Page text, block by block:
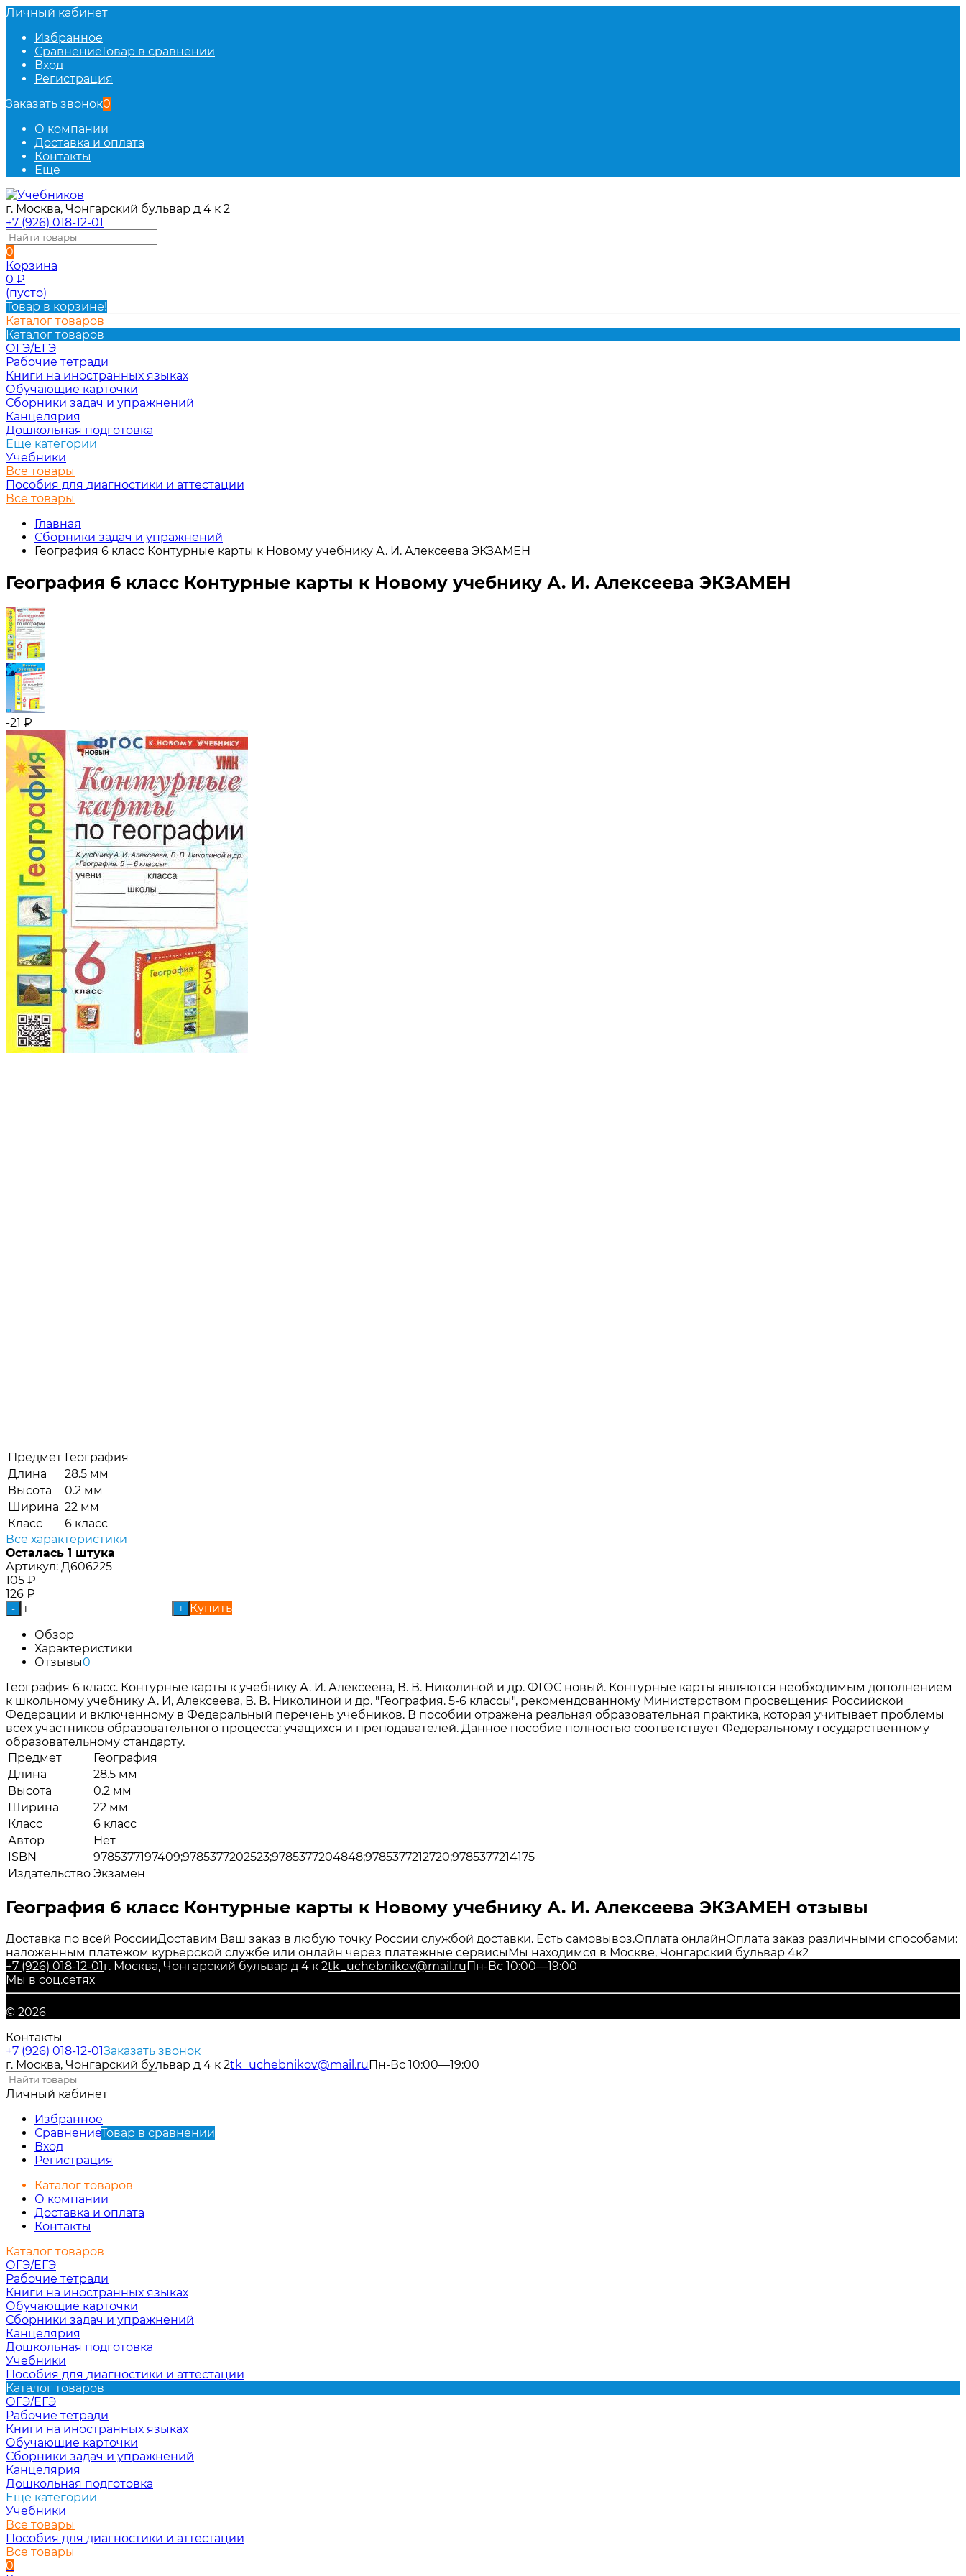
Личный кабинет
Избранное
СравнениеТовар в сравнении
Вход
Регистрация
Заказать звонок0
О компании
Доставка и оплата
Контакты
Еще
г. Москва, Чонгарский бульвар д 4 к 2
+7 (926) 018-12-01
0
Корзина
0 ₽
(пусто)
Товар в корзине!
Каталог товаров
Каталог товаров
ОГЭ/ЕГЭ
Рабочие тетради
Книги на иностранных языках
Обучающие карточки
Сборники задач и упражнений
Канцелярия
Дошкольная подготовка
Еще категории
Учебники
Все товары
Пособия для диагностики и аттестации
Все товары
Главная
Сборники задач и упражнений
География 6 класс Контурные карты к Новому учебнику А. И. Алексеева ЭКЗАМЕН
География 6 класс Контурные карты к Новому учебнику А. И. Алексеева ЭКЗАМЕН
-21 ₽
Предмет География
Длина
28.5 мм
Высота
0.2 мм
Ширина 22 мм
Класс
6 класс
Все характеристики
Осталась 1 штука
Артикул: Д606225
105 ₽
126 ₽
- +
Купить
Обзор
Характеристики
Отзывы0
География 6 класс. Контурные карты к учебнику А. И. Алексеева, В. В. Николиной и др. ФГОС новый. Контурные карты являются необходимым дополнением
к школьному учебнику А. И, Алексеева, В. В. Николиной и др. "География. 5-6 классы", рекомендованному Министерством просвещения Российской
Федерации и включенному в Федеральный перечень учебников. В пособии отражена реальная образовательная практика, которая учитывает проблемы
всех участников образовательного процесса: учащихся и преподавателей. Данное пособие полностью соответствует Федеральному государственному
образовательному стандарту.
Предмет
География
Длина
28.5 мм
Высота
0.2 мм
Ширина
22 мм
Класс
6 класс
Автор
Нет
ISBN
9785377197409;9785377202523;9785377204848;9785377212720;9785377214175
Издательство Экзамен
География 6 класс Контурные карты к Новому учебнику А. И. Алексеева ЭКЗАМЕН отзывы
Доставка по всей РоссииДоставим Ваш заказ в любую точку России службой доставки. Есть самовывоз.Оплата онлайнОплата заказ различными способами:
наложенным платежом курьерской службе или онлайн через платежные сервисыМы находимся в Москве, Чонгарский бульвар 4к2
+7 (926) 018-12-01г. Москва, Чонгарский бульвар д 4 к 2tk_uchebnikov@mail.ruПн-Вс 10:00—19:00
Мы в соц.сетях
© 2026
Контакты
+7 (926) 018-12-01Заказать звонок
г. Москва, Чонгарский бульвар д 4 к 2tk_uchebnikov@mail.ruПн-Вс 10:00—19:00
Личный кабинет
Избранное
СравнениеТовар в сравнении
Вход
Регистрация
Каталог товаров
О компании
Доставка и оплата
Контакты
Каталог товаров
ОГЭ/ЕГЭ
Рабочие тетради
Книги на иностранных языках
Обучающие карточки
Сборники задач и упражнений
Канцелярия
Дошкольная подготовка
Учебники
Пособия для диагностики и аттестации
Каталог товаров
ОГЭ/ЕГЭ
Рабочие тетради
Книги на иностранных языках
Обучающие карточки
Сборники задач и упражнений
Канцелярия
Дошкольная подготовка
Еще категории
Учебники
Все товары
Пособия для диагностики и аттестации
Все товары
0